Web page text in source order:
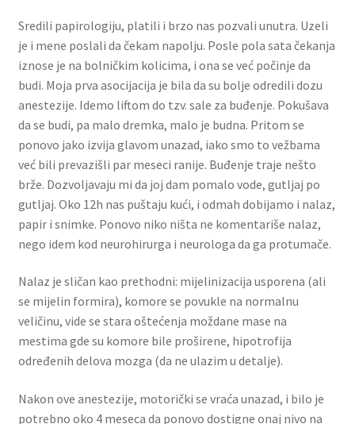
Sredili papirologiju, platili i brzo nas pozvali unutra. Uzeli
je i mene poslali da čekam napolju. Posle pola sata čekanja
iznose je na bolničkim kolicima, i ona se već počinje da
budi. Moja prva asocijacija je bila da su bolje odredili dozu
anestezije. Idemo liftom do tzv. sale za buđenje. Pokušava
da se budi, pa malo dremka, malo je budna. Pritom se
ponovo jako izvija glavom unazad, iako smo to vežbama
već bili prevazišli par meseci ranije. Buđenje traje nešto
brže. Dozvoljavaju mi da joj dam pomalo vode, gutljaj po
gutljaj. Oko 12h nas puštaju kući, i odmah dobijamo i nalaz,
papir i snimke. Ponovo niko ništa ne komentariše nalaz,
nego idem kod neurohirurga i neurologa da ga protumače.
Nalaz je sličan kao prethodni: mijelinizacija usporena (ali
se mijelin formira), komore se povukle na normalnu
veličinu, vide se stara oštećenja moždane mase na
mestima gde su komore bile proširene, hipotrofija
određenih delova mozga (da ne ulazim u detalje).
Nakon ove anestezije, motorički se vraća unazad, i bilo je
potrebno oko 4 meseca da ponovo dostigne onaj nivo na